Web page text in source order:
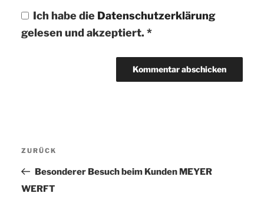
Ich habe die Datenschutzerklärung
gelesen und akzeptiert. *
Vorheriger
Beitrag
ZURÜCK
Besonderer Besuch beim Kunden MEYER
WERFT